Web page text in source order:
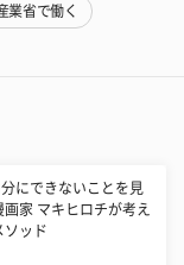
業省で働く
にできないことを見
家 マキヒロチが考え
ソッド